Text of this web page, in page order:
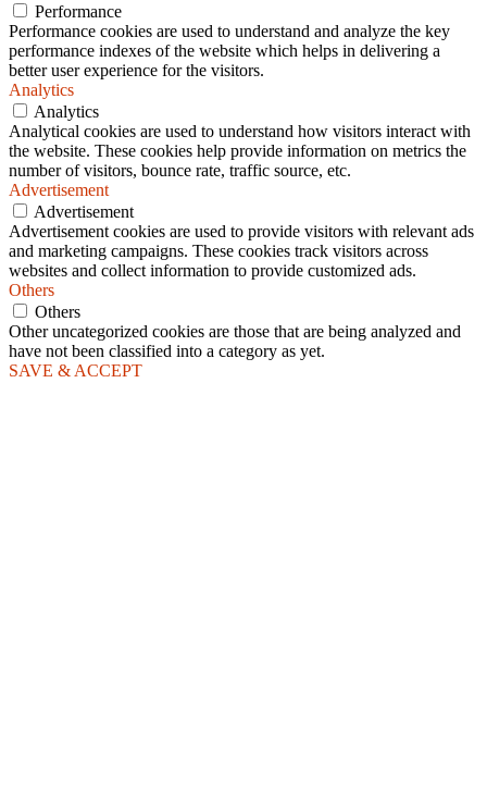
Performance
Performance cookies are used to understand and analyze the key
performance indexes of the website which helps in delivering a
better user experience for the visitors.
Analytics
Analytics
Analytical cookies are used to understand how visitors interact with
the website. These cookies help provide information on metrics the
number of visitors, bounce rate, traffic source, etc.
Advertisement
Advertisement
Advertisement cookies are used to provide visitors with relevant ads
and marketing campaigns. These cookies track visitors across
websites and collect information to provide customized ads.
Others
Others
Other uncategorized cookies are those that are being analyzed and
have not been classified into a category as yet.
SAVE & ACCEPT